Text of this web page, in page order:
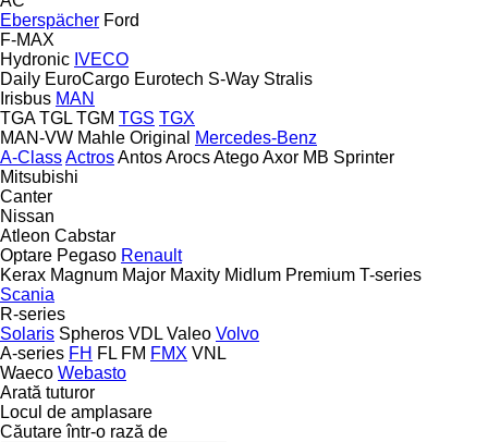
Eberspächer Ford
F-MAX
Hydronic IVECO
Daily EuroCargo Eurotech S-Way Stralis
Irisbus MAN
TGA TGL TGM TGS TGX
MAN-VW Mahle Original
Mercedes-Benz
A-ClassActrosAntosArocsAtegoAxor MB Sprinter
Mitsubishi
Canter
Nissan
Atleon Cabstar
Optare Pegaso Renault
Kerax Magnum Major Maxity Midlum Premium T-series
Scania
R-series
Solaris Spheros VDL Valeo Volvo
A-series FH FL FM FMX VNL
Waeco Webasto
Arată tuturor
Locul de amplasare
Căutare într-o rază de